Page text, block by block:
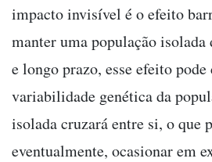
impacto invisível é o efeito
manter uma população
e longo prazo, esse efeito pode
variabilidade genética da
isolada cruzará entre si, o que
eventualmente, ocasionar em